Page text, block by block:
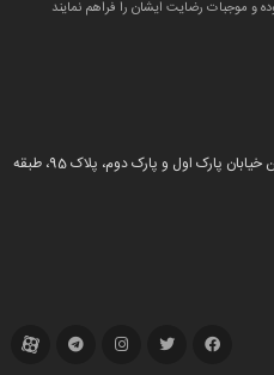
و موجبات رضایت ایشان را فراهم نمایند
تهران، سه راه اقدسیه، خیابان موحد دانش، بین خیابان پارک اول و پارک دوم، پلاک 95، طبقه